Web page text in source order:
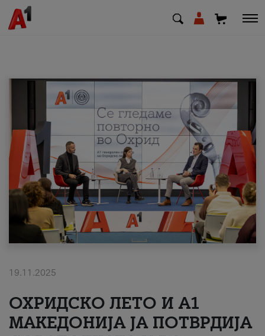
МК SQ
Приватни Деловни
Поддршка
Надополни кредит
#ПодобарОнлајн
19.11.2025
ОХРИДСКО ЛЕТО И A1
МАКЕДОНИЈА ЈА ПОТВРДИЈА